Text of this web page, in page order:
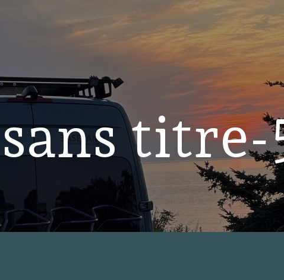
sans titre-